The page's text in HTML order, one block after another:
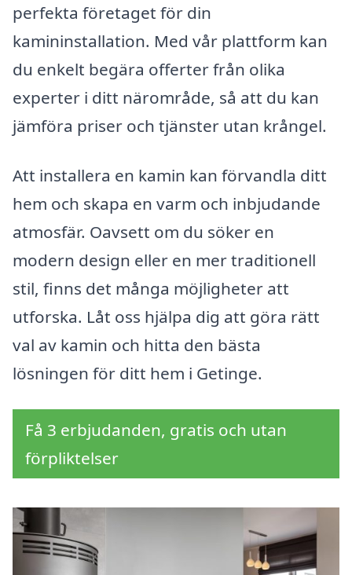
perfekta företaget för din
kamininstallation. Med vår plattform kan
du enkelt begära offerter från olika
experter i ditt närområde, så att du kan
jämföra priser och tjänster utan krångel.
Att installera en kamin kan förvandla ditt
hem och skapa en varm och inbjudande
atmosfär. Oavsett om du söker en
modern design eller en mer traditionell
stil, finns det många möjligheter att
utforska. Låt oss hjälpa dig att göra rätt
val av kamin och hitta den bästa
lösningen för ditt hem i Getinge.
Få 3 erbjudanden, gratis och utan
förpliktelser